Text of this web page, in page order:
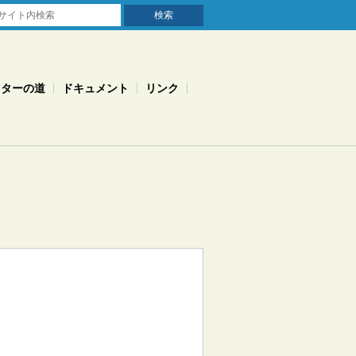
ーの道 ドキュメント リンク